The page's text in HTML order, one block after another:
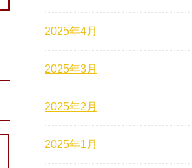
2025年4月
2025年3月
2025年2月
2025年1月